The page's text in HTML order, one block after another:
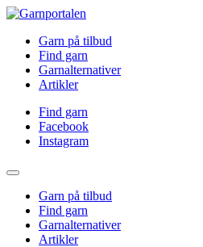
Garn på tilbud
Find garn
Garnalternativer
Artikler
Find garn
Facebook
Instagram
Garn på tilbud
Find garn
Garnalternativer
Artikler